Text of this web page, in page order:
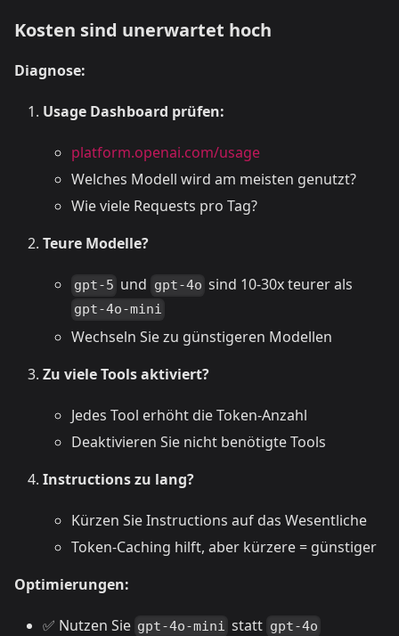
Kosten sind unerwartet hoch
Diagnose:
Usage Dashboard prüfen:
platform.openai.com/usage
Welches Modell wird am meisten genutzt?
Wie viele Requests pro Tag?
Teure Modelle?
gpt-5 und gpt-4o sind 10-30x teurer als
gpt-4o-mini
Wechseln Sie zu günstigeren Modellen
Zu viele Tools aktiviert?
Jedes Tool erhöht die Token-Anzahl
Deaktivieren Sie nicht benötigte Tools
Instructions zu lang?
Kürzen Sie Instructions auf das Wesentliche
Token-Caching hilft, aber kürzere = günstiger
Optimierungen:
✅ Nutzen Sie gpt-4o-mini statt gpt-4o